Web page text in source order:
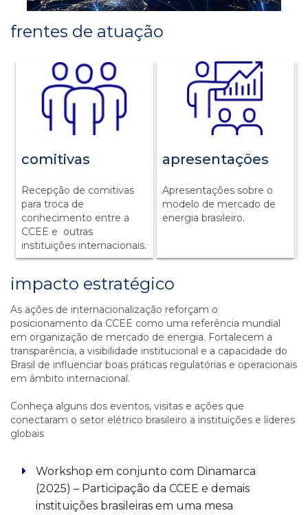
frentes de atuação
comitivas
Recepção de comitivas
para troca de
conhecimento entre a
CCEE e outras
instituições internacionais.
apresentações
Apresentações sobre o
modelo de mercado de
energia brasileiro.
impacto estratégico
As ações de internacionalização reforçam o
posicionamento da CCEE como uma referência mundial
em organização de mercado de energia. Fortalecem a
transparência, a visibilidade institucional e a capacidade do
Brasil de influenciar boas práticas regulatórias e operacionais
em âmbito internacional.
Conheça alguns dos eventos, visitas e ações que
conectaram o setor elétrico brasileiro a instituições e líderes
globais
Workshop em conjunto com Dinamarca
(2025) – Participação da CCEE e demais
instituições brasileiras em uma mesa